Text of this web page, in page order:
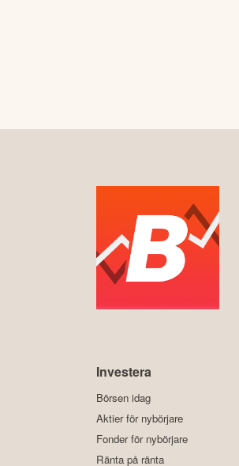
Investera
Börsen idag
Aktier för nybörjare
Fonder för nybörjare
Ränta på ränta